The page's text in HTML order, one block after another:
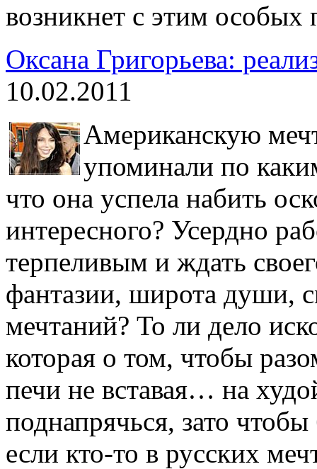
возникнет с этим особых
Оксана Григорьева:
10.02.2011
Американскую
упоминали по
что она успела набить
интересного? Усердно
терпеливым и ждать
фантазии, широта души,
мечтаний? То ли дело
которая о том, чтобы
печи не вставая… на
поднапрячься, зато
если кто-то в русских